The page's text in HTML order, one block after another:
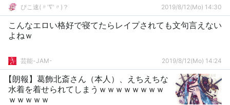
ぴこ速(〃'∇'〃)？ 2019/8/12(Mo) 14:30
こんなエロい格好で寝てたらレイプされても文句言えない
よねｗ
芸能-JAM- 2019/8/12(Mo) 14:24
【朗報】葛飾北斎さん（本人）、えちえちな
水着を着せられてしまうｗｗｗｗｗｗｗｗ
ｗｗｗｗｗ